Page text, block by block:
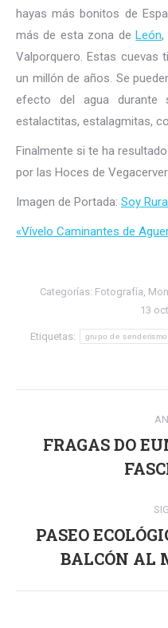
hayas más bonitos de
más de esta zona deLeón,
Valporquero. Estas cuevas
un millón de años. Se
efecto del agua durante
estalactitas, estalagmitas,
Finalmente si te ha
por las Hoces de
Imagen de Portada: Soy
«Vívelo Caminantes de
Categorías: Fotografía
13
Etiquetas: grupo de senderismo
entre
FRAGAS DO
PASEO
BALCÓN AL